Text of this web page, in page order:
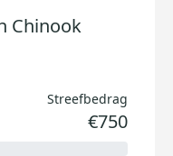
Chinook
Streefbedrag
€750